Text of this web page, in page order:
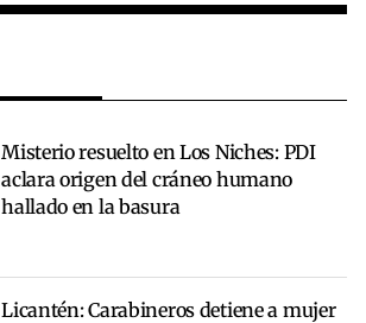
Misterio resuelto en Los Niches: PDI
aclara origen del cráneo humano
hallado en la basura
Licantén: Carabineros detiene a mujer